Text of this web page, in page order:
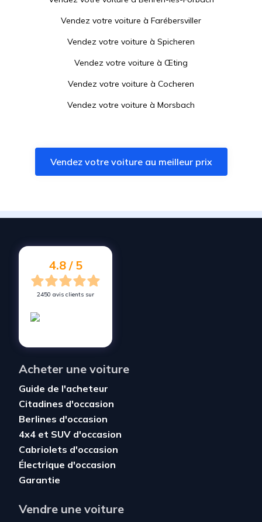
Vendez votre voiture à Farébersviller
Vendez votre voiture à Spicheren
Vendez votre voiture à Œting
Vendez votre voiture à Cocheren
Vendez votre voiture à Morsbach
Vendez votre voiture àStiring-Wendel
Vendez votre voiture àForbach
Vendez votre voiture à
Vendez votre voiture au meilleur prix
4.8 / 5
2450 avis clients sur
Acheter une voiture
Guide de l'acheteur
Citadines d'occasion
Berlines d'occasion
4x4 et SUV d'occasion
Cabriolets d'occasion
Électrique d'occasion
Garantie
Vendre une voiture